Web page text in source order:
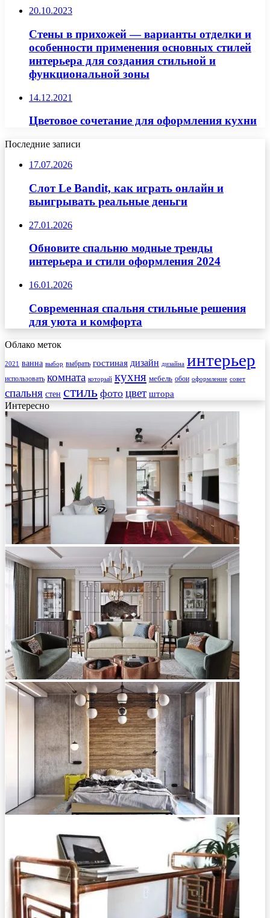
20.10.2023
Стены в прихожей — варианты отделки и
особенности применения основных стилей
интерьера для создания стильной и
функциональной зоны
14.12.2021
Цветовое сочетание для оформления кухни
Последние записи
17.07.2026
Слот Le Bandit, как играть онлайн и
выигрывать реальные деньги
27.01.2026
Обновите спальню модные тренды
интерьера и стили оформления 2024
16.01.2026
Современная спальня стильные решения
для уюта и комфорта
Облако меток
2021 ванна выбор выбрать гостиная дизайн дизайна интерьер
использовать комната который кухня мебель обои оформление совет
спальня стен стиль фото цвет штора
Интересно